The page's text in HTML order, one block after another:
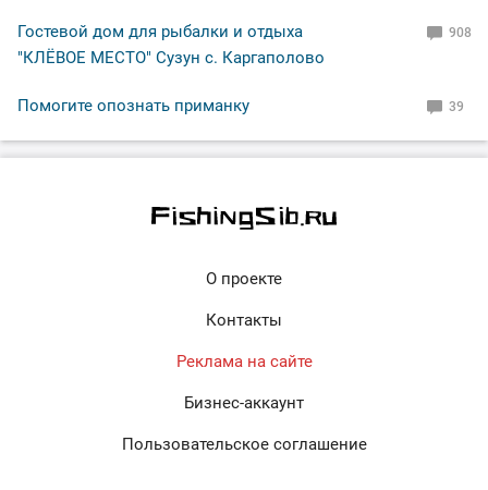
Гостевой дом для рыбалки и отдыха
"КЛЁВОЕ МЕСТО" Сузун с. Каргаполово
908
Помогите опознать приманку 39
О проекте
Контакты
Реклама на сайте
Бизнес-аккаунт
Пользовательское соглашение